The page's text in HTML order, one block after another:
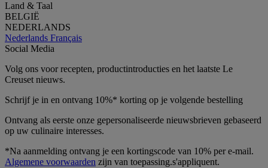
Land & Taal
BELGIË
NEDERLANDS
Nederlands Français
Social Media
Volg ons voor recepten, productintroducties en het laatste Le
Creuset nieuws.
Schrijf je in en ontvang 10%* korting op je volgende bestelling
Ontvang als eerste onze gepersonaliseerde nieuwsbrieven gebaseerd
op uw culinaire interesses.
*Na aanmelding ontvang je een kortingscode van 10% per e-mail.
Algemene voorwaarden zijn van toepassing.s'appliquent.